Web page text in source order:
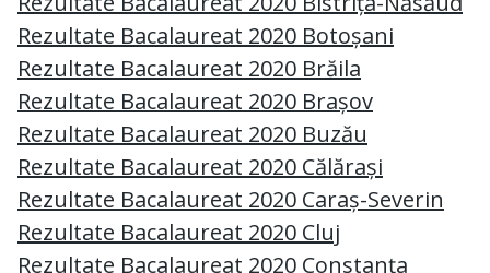
Rezultate Bacalaureat 2020 Botoșani
Rezultate Bacalaureat 2020 Brăila
Rezultate Bacalaureat 2020 Brașov
Rezultate Bacalaureat 2020 Buzău
Rezultate Bacalaureat 2020 Călărași
Rezultate Bacalaureat 2020 Caraș-Severin
Rezultate Bacalaureat 2020 Cluj
Rezultate Bacalaureat 2020 Constanța